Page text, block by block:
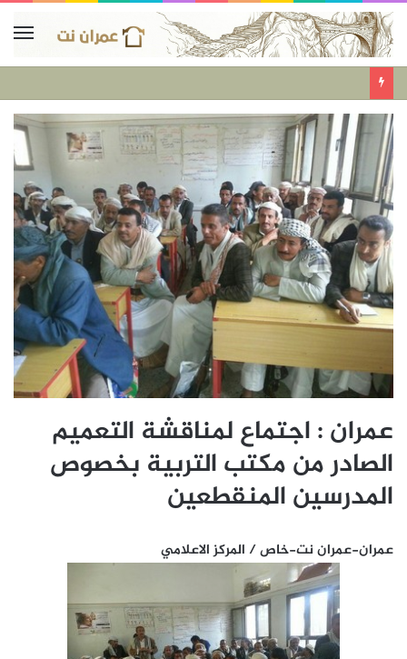
عمران : اجتماع لمناقشة التعميم
الصادر من مكتب التربية بخصوص
المدرسين المنقطعين
عمران-عمران نت-خاص / المركز الاعلامي